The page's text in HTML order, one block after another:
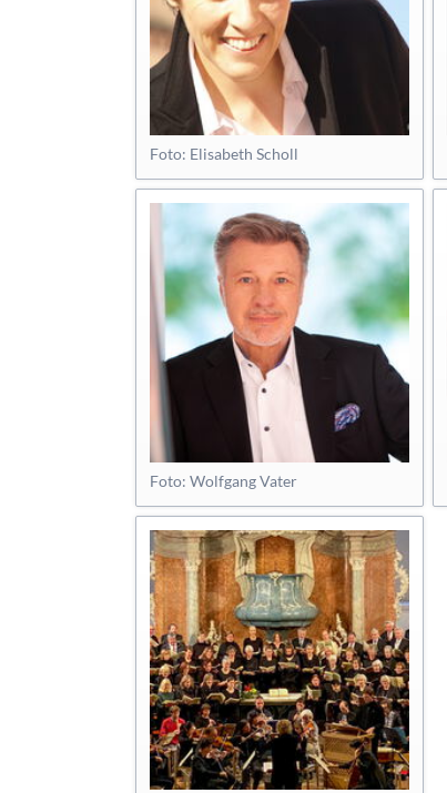
Foto: Elisabeth Scholl
Foto: Wolfgang Vater